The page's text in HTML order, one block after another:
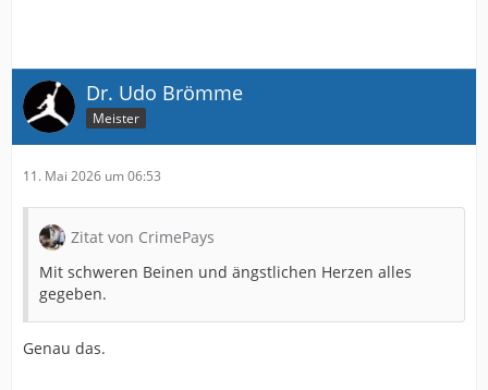
Dr. Udo Brömme
Meister
11. Mai 2026 um 06:53
Zitat von CrimePays
Mit schweren Beinen und ängstlichen Herzen alles
gegeben.
Genau das.